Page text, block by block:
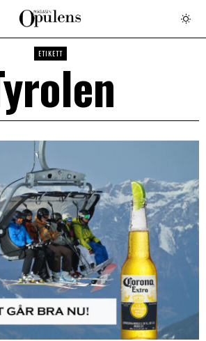
ETIKETT